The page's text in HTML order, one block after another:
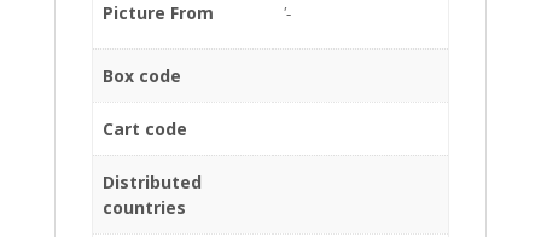
Picture From '-
Box code
Cart code
Distributed
countries